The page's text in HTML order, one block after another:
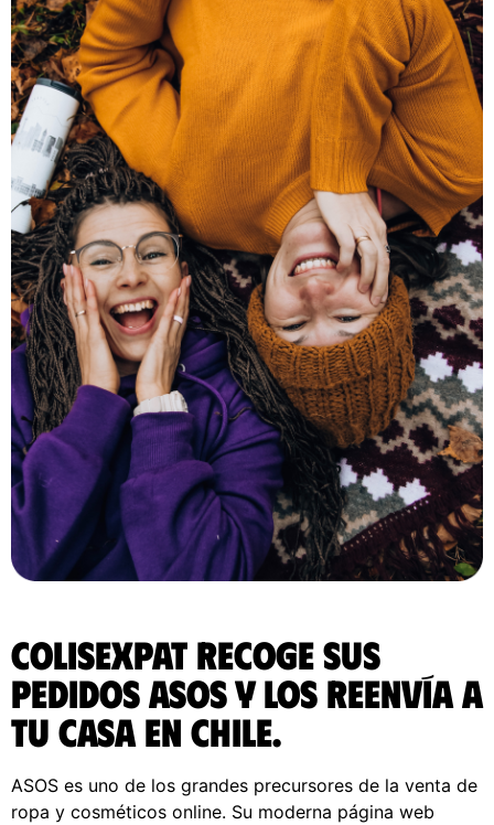
ColisExpat recoge sus
pedidos ASOS y los reenvía a
tu casa en Chile.
ASOS es uno de los grandes precursores de la venta de
ropa y cosméticos online. Su moderna página web